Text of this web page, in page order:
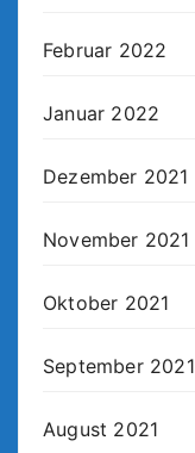
Februar 2022
Januar 2022
Dezember 2021
November 2021
Oktober 2021
September 2021
August 2021